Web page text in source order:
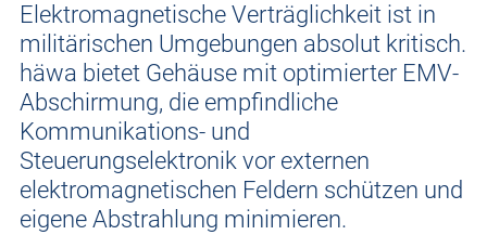
Elektromagnetische Verträglichkeit ist in
militärischen Umgebungen absolut kritisch.
häwa bietet Gehäuse mit optimierter EMV-
Abschirmung, die empfindliche
Kommunikations- und
Steuerungselektronik vor externen
elektromagnetischen Feldern schützen und
eigene Abstrahlung minimieren.